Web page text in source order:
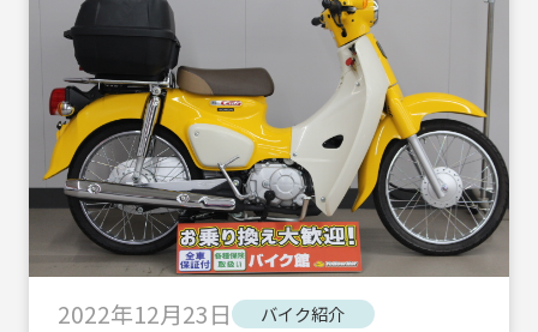
2022年12月23日 バイク紹介